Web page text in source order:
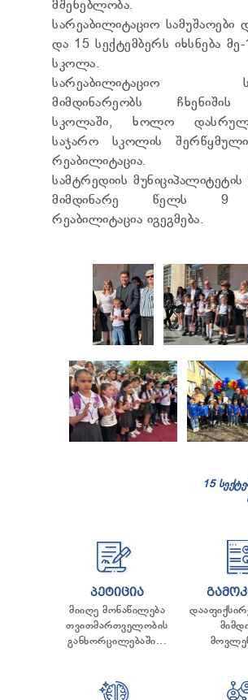
მშენებლობა.
სარეაბილიტაციო
და 15 სექტემბერს იხსნება
სკოლა.
სარეაბილიტაციო
მიმდინარეობს
სკოლაში, ხოლო
საჯარო სკოლის
რეაბილიტაცია.
სამტრედიის მუნიციპალიტეტის
მიმდინარე წელს 9
რეაბილიტაცია იგეგმება.
15
ᲞᲔᲢᲘᲪᲘᲐ
მიიღე მონაწილება
თვითმართველობის
განხორცილებაში...